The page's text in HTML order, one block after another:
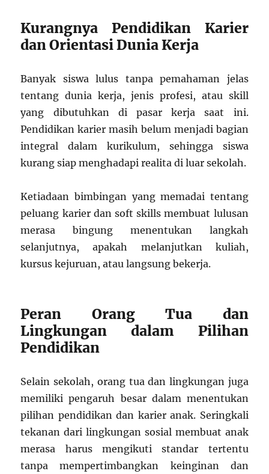
Kurangnya Pendidikan Karier
dan Orientasi Dunia Kerja
Banyak siswa lulus tanpa pemahaman jelas
tentang dunia kerja, jenis profesi, atau skill
yang dibutuhkan di pasar kerja saat ini.
Pendidikan karier masih belum menjadi bagian
integral dalam kurikulum, sehingga siswa
kurang siap menghadapi realita di luar sekolah.
Ketiadaan bimbingan yang memadai tentang
peluang karier dan soft skills membuat lulusan
merasa bingung menentukan langkah
selanjutnya, apakah melanjutkan kuliah,
kursus kejuruan, atau langsung bekerja.
Peran Orang Tua dan
Lingkungan dalam Pilihan
Pendidikan
Selain sekolah, orang tua dan lingkungan juga
memiliki pengaruh besar dalam menentukan
pilihan pendidikan dan karier anak. Seringkali
tekanan dari lingkungan sosial membuat anak
merasa harus mengikuti standar tertentu
tanpa mempertimbangkan keinginan dan